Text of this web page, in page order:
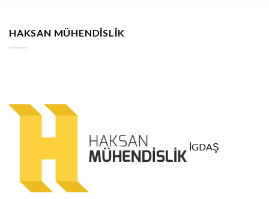
HAKSAN MÜHENDISLIK
İGDAŞ